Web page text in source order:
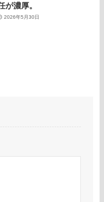
が濃厚。
2026年5月30日